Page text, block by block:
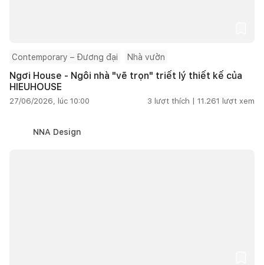
Contemporary – Đương đại Nhà vườn
Ngơi House - Ngôi nhà "vẽ trọn" triết lý thiết kế của
HIEUHOUSE
27/06/2026, lúc 10:00 3 lượt thích | 11.261 lượt xem
NNA Design